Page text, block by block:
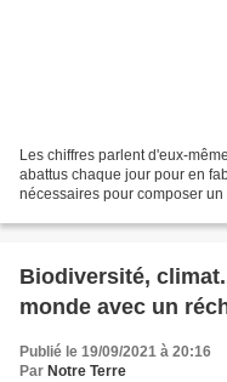
Les chiffres parlent d'eux-
abattus chaque jour pour en
nécessaires pour composer
Biodiversité,
monde avec un
Publié le 19/09/2021 à 20:16
Par Notre Terre